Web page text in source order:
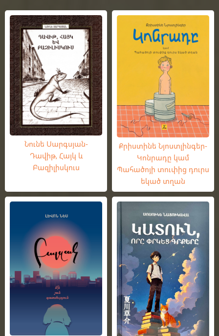
Նունե Սարգսյան-
Դավիթ, Հայկ և
Բազիլիսկուս
Քրիստինե Նյոստլինգեր-
Կոնրադը կամ
Պահածոյի տուփից դուրս
եկած տղան